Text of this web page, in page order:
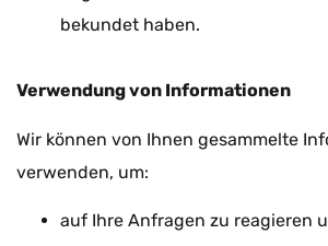
bekundet haben.
Verwendung von Informationen
Wir können von Ihnen gesammelte
verwenden, um:
auf Ihre Anfragen zu reagieren